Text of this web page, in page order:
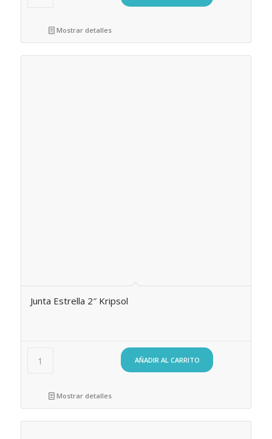
Mostrar detalles
Junta Estrella 2″ Kripsol
AÑADIR AL CARRITO
Mostrar detalles